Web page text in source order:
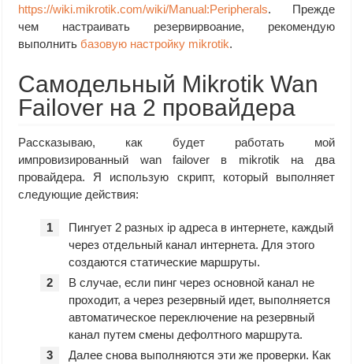
https://wiki.mikrotik.com/wiki/Manual:Peripherals. Прежде
чем настраивать резервирвоание, рекомендую
выполнить базовую настройку mikrotik.
Самодельный Mikrotik Wan
Failover на 2 провайдера
Рассказываю, как будет работать мой
импровизированный wan failover в mikrotik на два
провайдера. Я использую скрипт, который выполняет
следующие действия:
Пингует 2 разных ip адреса в интернете, каждый
через отдельный канал интернета. Для этого
создаются статические маршруты.
В случае, если пинг через основной канал не
проходит, а через резервный идет, выполняется
автоматическое переключение на резервный
канал путем смены дефолтного маршрута.
Далее снова выполняются эти же проверки. Как